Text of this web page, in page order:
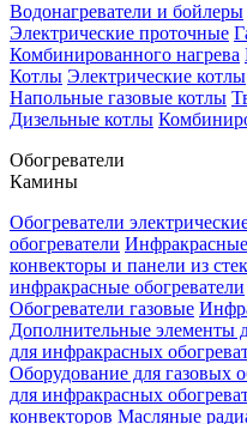
Водонагреватели и бойлеры
Электрические проточные
Комбинированного нагрева
Котлы Электрические котлы
Напольные газовые котлы
Дизельные котлы
Обогреватели
Камины
Обогреватели
обогреватели
конвекторы и панели из
инфракрасные обогреватели
Обогреватели газовые
Дополнительные элементы
для инфракрасных
Оборудование для газовых
для инфракрасных
конвекторов Масляные